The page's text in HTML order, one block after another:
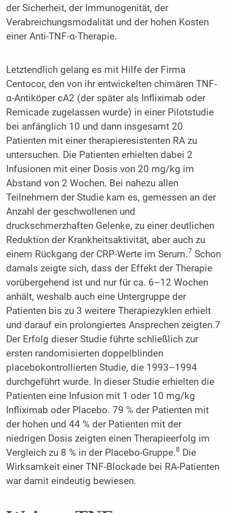
der Sicherheit, der Immunogenität, der
Verabreichungsmodalität und der hohen Kosten
einer Anti-TNF-α-Therapie.
Letztendlich gelang es mit Hilfe der Firma
Centocor, den von ihr entwickelten chimären TNF-
α-Antiköper cA2 (der später als Infliximab oder
Remicade zugelassen wurde) in einer Pilotstudie
bei anfänglich 10 und dann insgesamt 20
Patienten mit einer therapieresistenten RA zu
untersuchen. Die Patienten erhielten dabei 2
Infusionen mit einer Dosis von 20 mg/kg im
Abstand von 2 Wochen. Bei nahezu allen
Teilnehmern der Studie kam es, gemessen an der
Anzahl der geschwollenen und
druckschmerzhaften Gelenke, zu einer deutlichen
Reduktion der Krankheitsaktivität, aber auch zu
einem Rückgang der CRP-Werte im Serum.7 Schon
damals zeigte sich, dass der Effekt der Therapie
vorübergehend ist und nur für ca. 6–12 Wochen
anhält, weshalb auch eine Untergruppe der
Patienten bis zu 3 weitere Therapiezyklen erhielt
und darauf ein prolongiertes Ansprechen zeigten.7
Der Erfolg dieser Studie führte schließlich zur
ersten randomisierten doppelblinden
placebokontrollierten Studie, die 1993–1994
durchgeführt wurde. In dieser Studie erhielten die
Patienten eine Infusion mit 1 oder 10 mg/kg
Infliximab oder Placebo. 79 % der Patienten mit
der hohen und 44 % der Patienten mit der
niedrigen Dosis zeigten einen Therapieerfolg im
Vergleich zu 8 % in der Placebo-Gruppe.8 Die
Wirksamkeit einer TNF-Blockade bei RA-Patienten
war damit eindeutig bewiesen.